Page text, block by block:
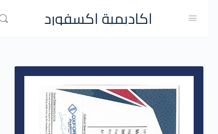
اكاديمية اكسفورد